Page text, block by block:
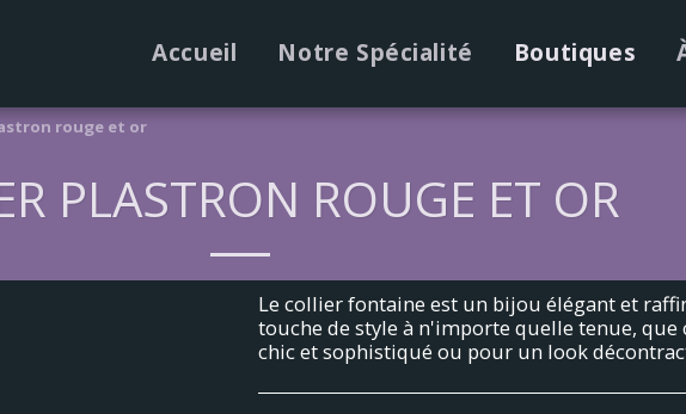
Accueil Notre Spécialité Boutiques
rouge et or
PLASTRON ROUGE ET OR
Le collier fontaine est un bijou élégant et
touche de style à n'importe quelle tenue, que
chic et sophistiqué ou pour un look